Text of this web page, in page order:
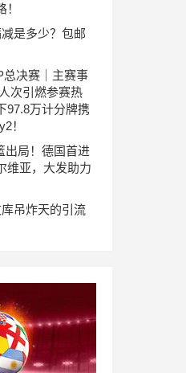
是多少？包邮
总决赛｜主赛事
次引燃参赛热
97.8万计分牌携
！
出局！德国首进
维亚，大发助力
吊炸天的引流